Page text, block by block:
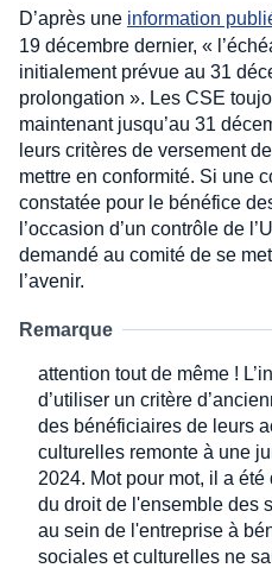
D’après une information
19 décembre dernier, «
initialement prévue au 31
prolongation ». Les CSE
maintenant jusqu’au 31
leurs critères de versement
mettre en conformité. Si une
constatée pour le bénéfice
l’occasion d’un contrôle de
demandé au comité de se
l’avenir.
Remarque
attention tout de même !
d’utiliser un critère
des bénéficiaires de leurs
culturelles remonte à une
2024. Mot pour mot, il a
du droit de l'ensemble des
au sein de l'entreprise à
sociales et culturelles ne